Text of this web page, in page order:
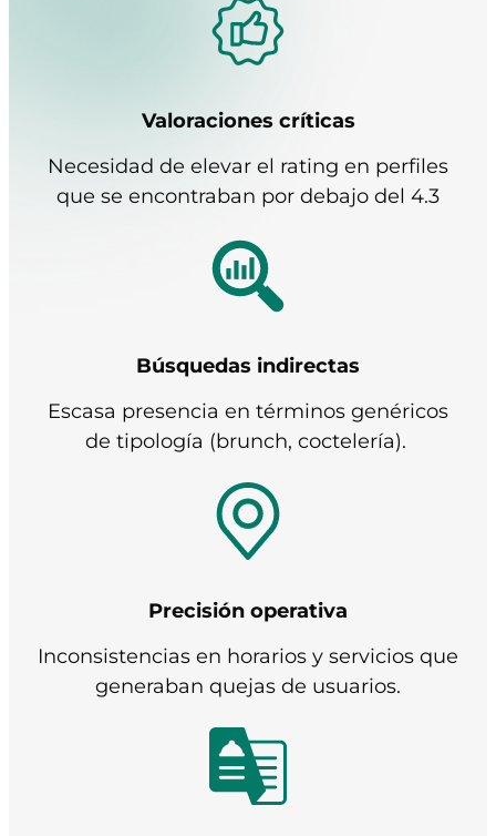
Valoraciones críticas
Necesidad de elevar el rating en perfiles
que se encontraban por debajo del 4.3
Búsquedas indirectas
Escasa presencia en términos genéricos
de tipología (brunch, coctelería).
Precisión operativa
Inconsistencias en horarios y servicios que
generaban quejas de usuarios.